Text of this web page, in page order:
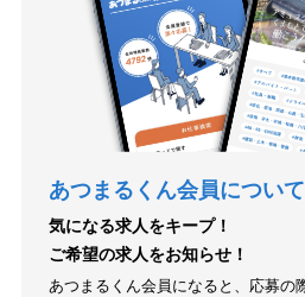
あつまるくん会員について
気になる求人をキープ！
ご希望の求人をお知らせ！
あつまるくん会員になると、応募の